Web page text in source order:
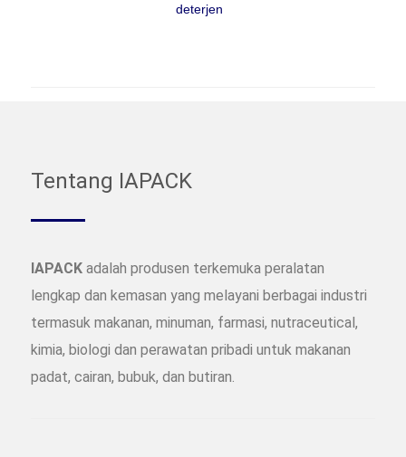
deterjen
Tentang IAPACK
IAPACK adalah produsen terkemuka peralatan
lengkap dan kemasan yang melayani berbagai industri
termasuk makanan, minuman, farmasi, nutraceutical,
kimia, biologi dan perawatan pribadi untuk makanan
padat, cairan, bubuk, dan butiran.